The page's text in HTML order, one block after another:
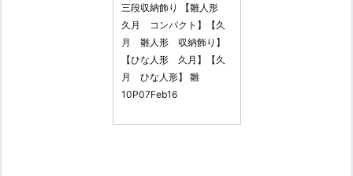
三段収納飾り 【雛人形
久月 コンパクト】【久
月 雛人形 収納飾り】
【ひな人形 久月】【久
月 ひな人形】 雛
10P07Feb16